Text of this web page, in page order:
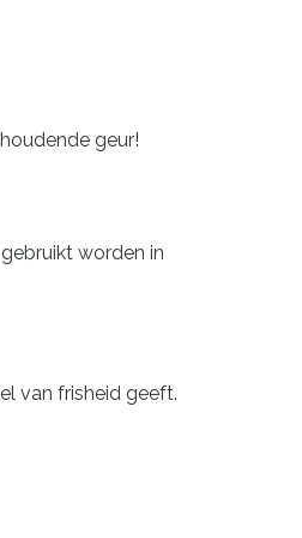
geur!
worden in
van frisheid geeft.